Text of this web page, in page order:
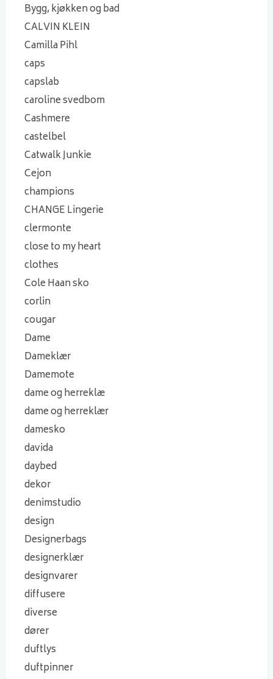
Bygg, kjøkken og bad
CALVIN KLEIN
Camilla Pihl
caps
capslab
caroline svedbom
Cashmere
castelbel
Catwalk Junkie
Cejon
champions
CHANGE Lingerie
clermonte
close to my heart
clothes
Cole Haan sko
corlin
cougar
Dame
Dameklær
Damemote
dame og herreklæ
dame og herreklær
damesko
davida
daybed
dekor
denimstudio
design
Designerbags
designerklær
designvarer
diffusere
diverse
dører
duftlys
duftpinner